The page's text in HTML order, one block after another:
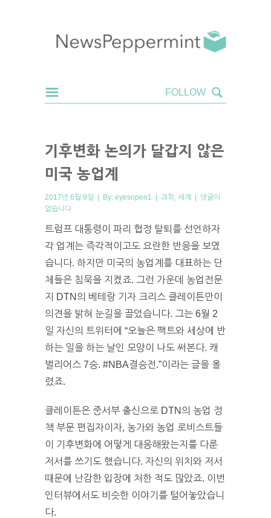
기후변화 논의가 달갑지 않은
미국 농업계
2017년 6월 9일 | By: eyesopen1 | 과학 세계 | 댓글이
없습니다
트럼프 대통령이 파리 협정 탈퇴를 선언하자
각 업계는 즉각적이고도 요란한 반응을 보였
습니다. 하지만 미국의 농업계를 대표하는 단
체들은 침묵을 지켰죠. 그런 가운데 농업전문
지 DTN의 베테랑 기자 크리스 클레이튼만이
의견을 밝혀 눈길을 끌었습니다. 그는 6월 2
일 자신의 트위터에 “오늘은 팩트와 세상에 반
하는 일을 하는 날인 모양이 나도 써본다. 캐
벌리어스 7승. #NBA결승전.”이라는 글을 올
렸죠.
클레이튼은 중서부 출신으로 DTN의 농업 정
책 부문 편집자이자, 농가와 농업 로비스트들
이 기후변화에 어떻게 대응해왔는지를 다룬
저서를 쓰기도 했습니다. 자신의 위치와 저서
때문에 난감한 입장에 처한 적도 많았죠. 이번
인터뷰에서도 비슷한 이야기를 털어놓았습니
다.